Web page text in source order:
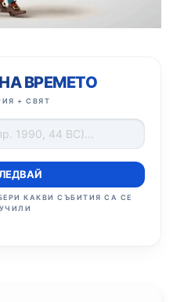
ВРЕМЕТО
+ СВЯТ
КАКВИ СЪБИТИЯ СА СЕ